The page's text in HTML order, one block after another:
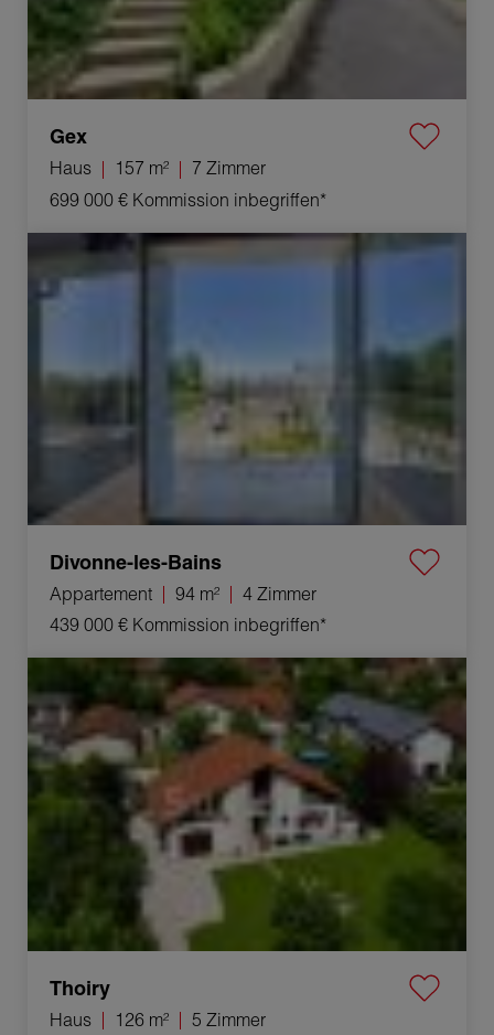
Gex
Haus 157 m²
7 Zimmer
699 000 € Kommission inbegriffen*
Verkauf Appartement Divonne-les-Bains 4 Zimmer 94 m²
Divonne-les-Bains
Appartement 94 m²
4 Zimmer
439 000 € Kommission inbegriffen*
Verkauf Haus Thoiry 5 Zimmer 126 m²
Thoiry
Haus 126 m²
5 Zimmer